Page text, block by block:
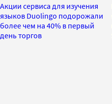
Акции сервиса для изучения
языков Duolingo подорожали
более чем на 40% в первый
день торгов